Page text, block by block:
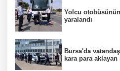
Yolcu otobüsünün
yaralandı
Bursa'da
kara para aklayan